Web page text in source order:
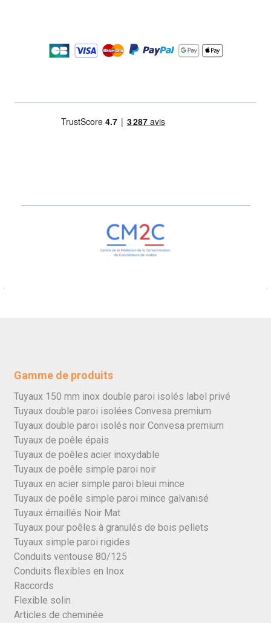
Gamme de produits
Tuyaux 150 mm inox double paroi isolés label privé
Tuyaux double paroi isolées Convesa premium
Tuyaux double paroi isolés noir Convesa premium
Tuyaux de poêle épais
Tuyaux de poêles acier inoxydable
Tuyaux de poêle simple paroi noir
Tuyaux en acier simple paroi bleui mince
Tuyaux de poêle simple paroi mince galvanisé
Tuyaux émaillés Noir Mat
Tuyaux pour poêles à granulés de bois pellets
Tuyaux simple paroi rigides
Conduits ventouse 80/125
Conduits flexibles en Inox
Raccords
Flexible solin
Articles de cheminée